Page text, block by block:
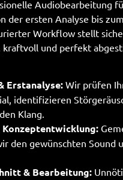
Audiobearbeitung
der ersten Analyse bis
Workflow stellt
kraftvoll und perfekt
Erstanalyse:Wir prüfen
identifizieren
Klang.
Konzeptentwicklung:
den gewünschten Sound
& Bearbeitung: